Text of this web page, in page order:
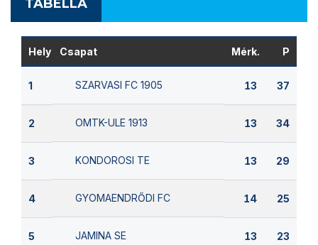
TABELLA
Hely Csapat Mérk. P
1 SZARVASI FC 1905 13 37
2 OMTK-ULE 1913 13 34
3 KONDOROSI TE 13 29
4 GYOMAENDRŐDI FC 14 25
5 JAMINA SE 13 23